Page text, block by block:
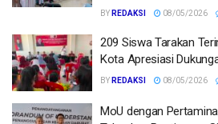
BY REDAKSI 08/05/2026
209 Siswa Tarakan
Kota Apresiasi
BY REDAKSI 08/05/2026
MoU dengan